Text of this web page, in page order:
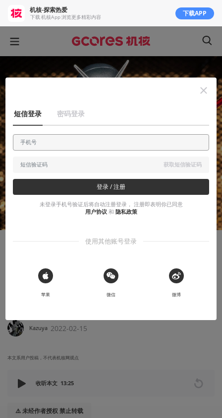
终生嗜好 Vol.34丨SHF真骨雕《假面骑士
BLACK》影月
Kazuya 2022-02-15
本文系用户投稿，不代表机核网观点
收听本文 13:25
⚠️ 未经作者授权 禁止转载
机核-探索热爱
下载 机核App 浏览更多精彩内容 下载APP
短信登录 密码登录
获取短信验证码
登录 / 注册
未登录手机号验证后将自动注册登录， 注册即表明你已同意
用户协议 和 隐私政策
使用其他账号登录
 Sign in with Apple
苹果 微信 微博